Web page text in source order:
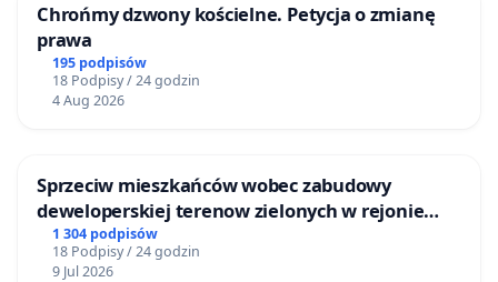
Chrońmy dzwony kościelne. Petycja o zmianę
prawa
195 podpisów
18 Podpisy / 24 godzin
4 Aug 2026
Sprzeciw mieszkańców wobec zabudowy
deweloperskiej terenow zielonych w rejonie
Bulwarów Straceńskich w Bielsku-Białej
1 304 podpisów
18 Podpisy / 24 godzin
9 Jul 2026